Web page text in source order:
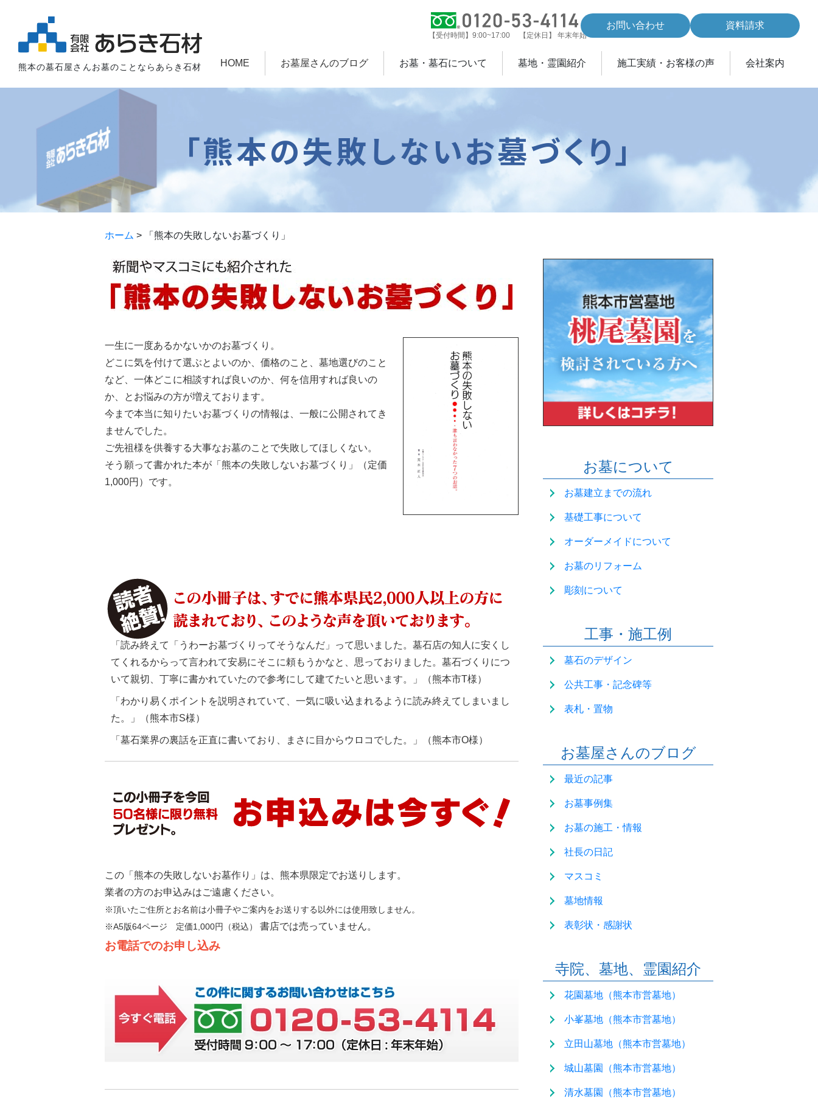
熊本の墓石屋さんお墓のことならあらき石材
【受付時間】9:00~17:00 【定休日】 年末年始
お問い合わせ 資料請求
HOME お墓屋さんのブログ お墓・墓石について 墓地・霊園紹介 施工実績・お客様の声 会社案内
「熊本の失敗しないお墓づくり」
ホーム > 「熊本の失敗しないお墓づくり」
一生に一度あるかないかのお墓づくり。
どこに気を付けて選ぶとよいのか、価格のこと、墓地選びのこと
など、一体どこに相談すれば良いのか、何を信用すれば良いの
か、とお悩みの方が増えております。
今まで本当に知りたいお墓づくりの情報は、一般に公開されてき
ませんでした。
ご先祖様を供養する大事なお墓のことで失敗してほしくない。
そう願って書かれた本が「熊本の失敗しないお墓づくり」（定価
1,000円）です。
「読み終えて「うわーお墓づくりってそうなんだ」って思いました。墓石店の知人に安くし
てくれるからって言われて安易にそこに頼もうかなと、思っておりました。墓石づくりにつ
いて親切、丁寧に書かれていたので参考にして建てたいと思います。」（熊本市T様）
「わかり易くポイントを説明されていて、一気に吸い込まれるように読み終えてしまいまし
た。」（熊本市S様）
「墓石業界の裏話を正直に書いており、まさに目からウロコでした。」（熊本市O様）
この「熊本の失敗しないお墓作り」は、熊本県限定でお送りします。
業者の方のお申込みはご遠慮ください。
※頂いたご住所とお名前は小冊子やご案内をお送りする以外には使用致しません。
※A5版64ページ 定価1,000円（税込） 書店では売っていません。
お電話でのお申し込み
お墓について
お墓建立までの流れ
基礎工事について
オーダーメイドについて
お墓のリフォーム
彫刻について
工事・施工例
墓石のデザイン
公共工事・記念碑等
表札・置物
お墓屋さんのブログ
最近の記事
お墓事例集
お墓の施工・情報
社長の日記
マスコミ
墓地情報
表彰状・感謝状
寺院、墓地、霊園紹介
花園墓地（熊本市営墓地）
小峯墓地（熊本市営墓地）
立田山墓地（熊本市営墓地）
城山墓園（熊本市営墓地）
清水墓園（熊本市営墓地）